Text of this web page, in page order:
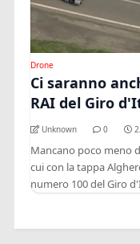
Drone
Ci saranno
RAI del Giro
Unknown 0
Mancano poco meno
cui con la tappa
numero 100 del Giro